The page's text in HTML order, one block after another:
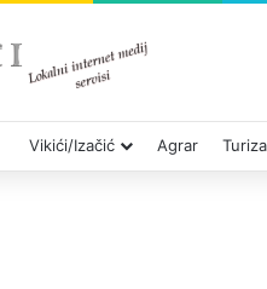
Vikići/Izačić Agrar